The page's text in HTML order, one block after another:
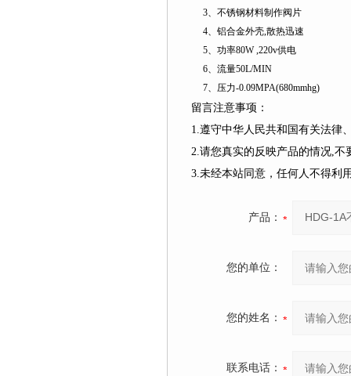
3、不锈钢材料制作阀片
4、铝合金外壳,散热迅速
5、功率80W ,220v供电
6、流量50L/MIN
7、压力-0.09MPA(680mmhg)
留言注意事项：
1.遵守中华人民共和国有关法律
2.请您真实的反映产品的情况,
3.未经本站同意，任何人不得利
产品：
您的单位：
您的姓名：
联系电话：